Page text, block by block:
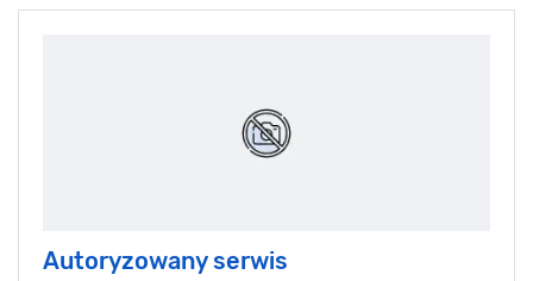
Autoryzowany serwis